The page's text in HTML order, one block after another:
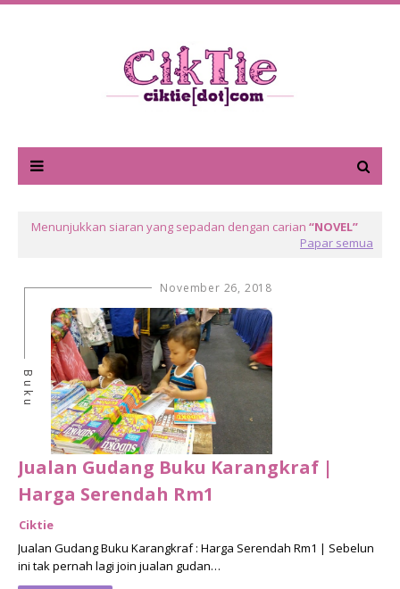
Menunjukkan siaran yang sepadan dengan carian
NOVEL
Papar semua
November 26, 2018
Buku
Jualan Gudang Buku Karangkraf |
Harga Serendah Rm1
Ciktie
Jualan Gudang Buku Karangkraf : Harga Serendah Rm1 | Sebelun
ini tak pernah lagi join jualan gudan…